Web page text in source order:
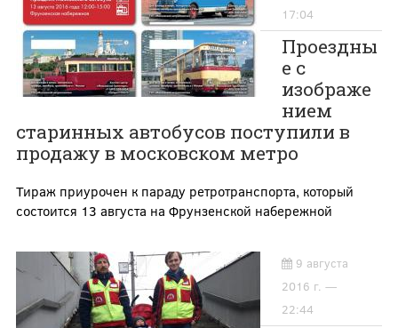
17:04
Проездны
е с
изображе
нием
старинных автобусов поступили в
продажу в московском метро
Тираж приурочен к параду ретротранспорта, который
состоится 13 августа на Фрунзенской набережной
9 августа
2016 г. —
22:44